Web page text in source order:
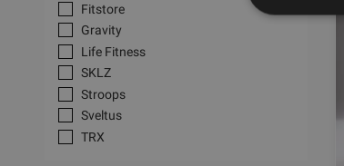
Fitstore
Gravity
Life Fitness
SKLZ
Stroops
Sveltus
TRX